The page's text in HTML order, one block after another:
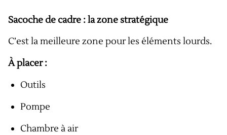
Sacoche de cadre : la zone stratégique
C’est la meilleure zone pour les éléments lourds.
À placer :
Outils
Pompe
Chambre à air